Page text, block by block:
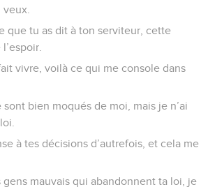
que tu as dit à ton serviteur, cette
vivre, voilà ce qui me console dans
bien moqués de moi, mais je n’ai
à tes décisions d’autrefois, et cela me
gens mauvais qui abandonnent ta loi, je